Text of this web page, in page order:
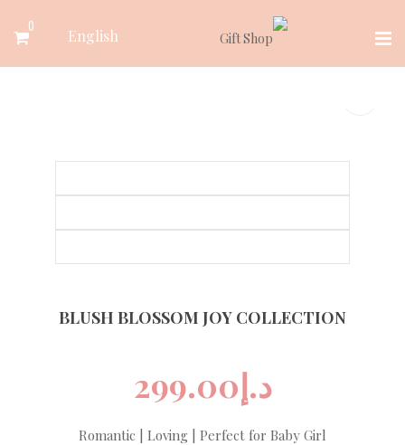
0 English
BLUSH BLOSSOM JOY COLLECTION
د.إ299.00
Romantic | Loving | Perfect for Baby Girl